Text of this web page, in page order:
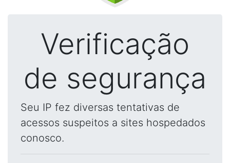
Verificação
de segurança
Seu IP fez diversas tentativas de
acessos suspeitos a sites hospedados
conosco.